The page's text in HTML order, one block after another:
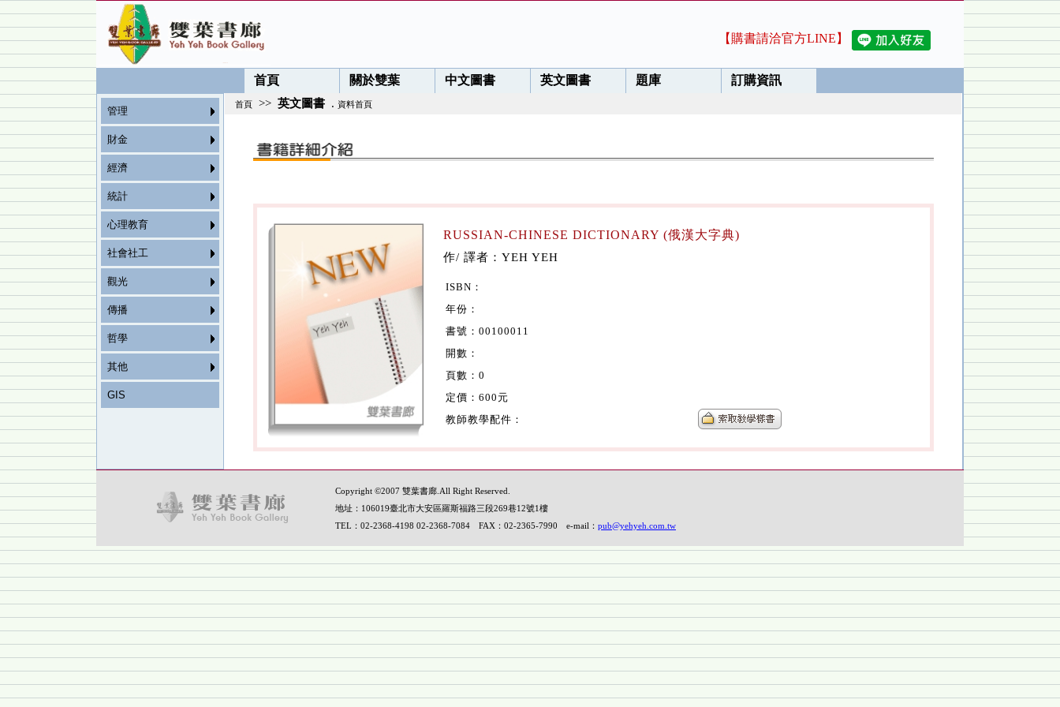
【購書請洽官方LINE】
首頁 關於雙葉 中文圖書 英文圖書 題庫 訂購資訊
管理
財金
經濟
統計
心理教育
社會社工
觀光
傳播
哲學
其他
GIS
首頁 >> 英文圖書 . 資料首頁
RUSSIAN-CHINESE DICTIONARY (俄漢大字典)
作/ 譯者：YEH YEH
ISBN：
年份：
書號：00100011
開數：
頁數：0
定價：600元
教師教學配件：
Copyright ©2007 雙葉書廊.All Right Reserved.
地址：106019臺北市大安區羅斯福路三段269巷12號1樓
TEL：02-2368-4198 02-2368-7084 FAX：02-2365-7990 e-mail： pub@yehyeh.com.tw